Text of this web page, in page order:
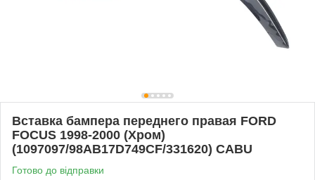
Вставка бампера переднего правая FORD
FOCUS 1998-2000 (Хром)
(1097097/98AB17D749CF/331620) CABU
Готово до відправки